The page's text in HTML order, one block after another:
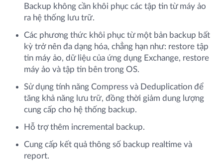
Backup không cần khôi phục các tập tin từ máy ảo
ra hệ thống lưu trữ.
Các phương thức khôi phục từ một bản backup bất
kỳ trở nên đa dạng hóa, chẳng hạn như: restore tập
tin máy ảo, dữ liệu của ứng dụng Exchange, restore
máy ảo và tập tin bên trong OS.
Sử dụng tính năng Compress và Deduplication để
tăng khả năng lưu trữ, đồng thời giảm dung lượng
cung cấp cho hệ thống backup.
Hỗ trợ thêm incremental backup.
Cung cấp kết quả thông số backup realtime và
report.